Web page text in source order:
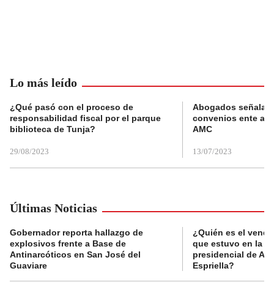
Lo más leído
¿Qué pasó con el proceso de
responsabilidad fiscal por el parque
biblioteca de Tunja?
29/08/2023
Abogados
convenios ente
AMC
13/07/2023
Últimas Noticias
Gobernador reporta hallazgo de
explosivos frente a Base de
Antinarcóticos en San José del
Guaviare
¿Quién es el
que estuvo en la
presidencial de
Espriella?